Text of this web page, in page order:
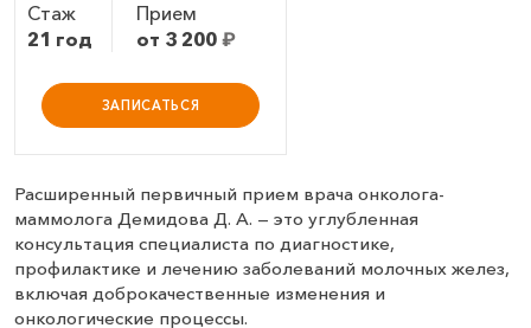
Стаж
21 год
Прием
от 3 200 ₽
ЗАПИСАТЬСЯ
Расширенный первичный прием врача онколога-
маммолога Демидова Д. А. — это углубленная
консультация специалиста по диагностике,
профилактике и лечению заболеваний молочных желез,
включая доброкачественные изменения и
онкологические процессы.